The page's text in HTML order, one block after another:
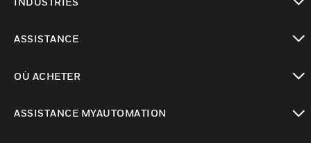
ASSISTANCE
OÙ ACHETER
ASSISTANCE MYAUTOMATION